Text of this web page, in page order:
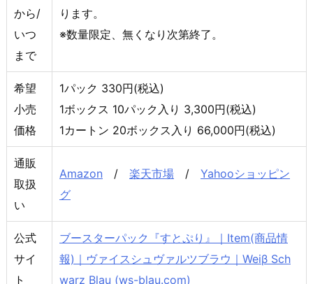
から/
いつ
まで
ります。
※数量限定、無くなり次第終了。
希望
小売
価格
1パック 330円(税込)
1ボックス 10パック入り 3,300円(税込)
1カートン 20ボックス入り 66,000円(税込)
通販
取扱
い
Amazon / 楽天市場 / Yahooショッピン
グ
公式
サイ
ト
ブースターパック『すとぷり』｜Item(商品情
報)｜ヴァイスシュヴァルツブラウ｜Weiβ Sch
warz Blau (ws-blau.com)